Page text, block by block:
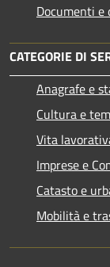
Documenti e
CATEGORIE DI
Anagrafe e
Cultura e
Vita
Imprese e
Catasto e
Mobilità e